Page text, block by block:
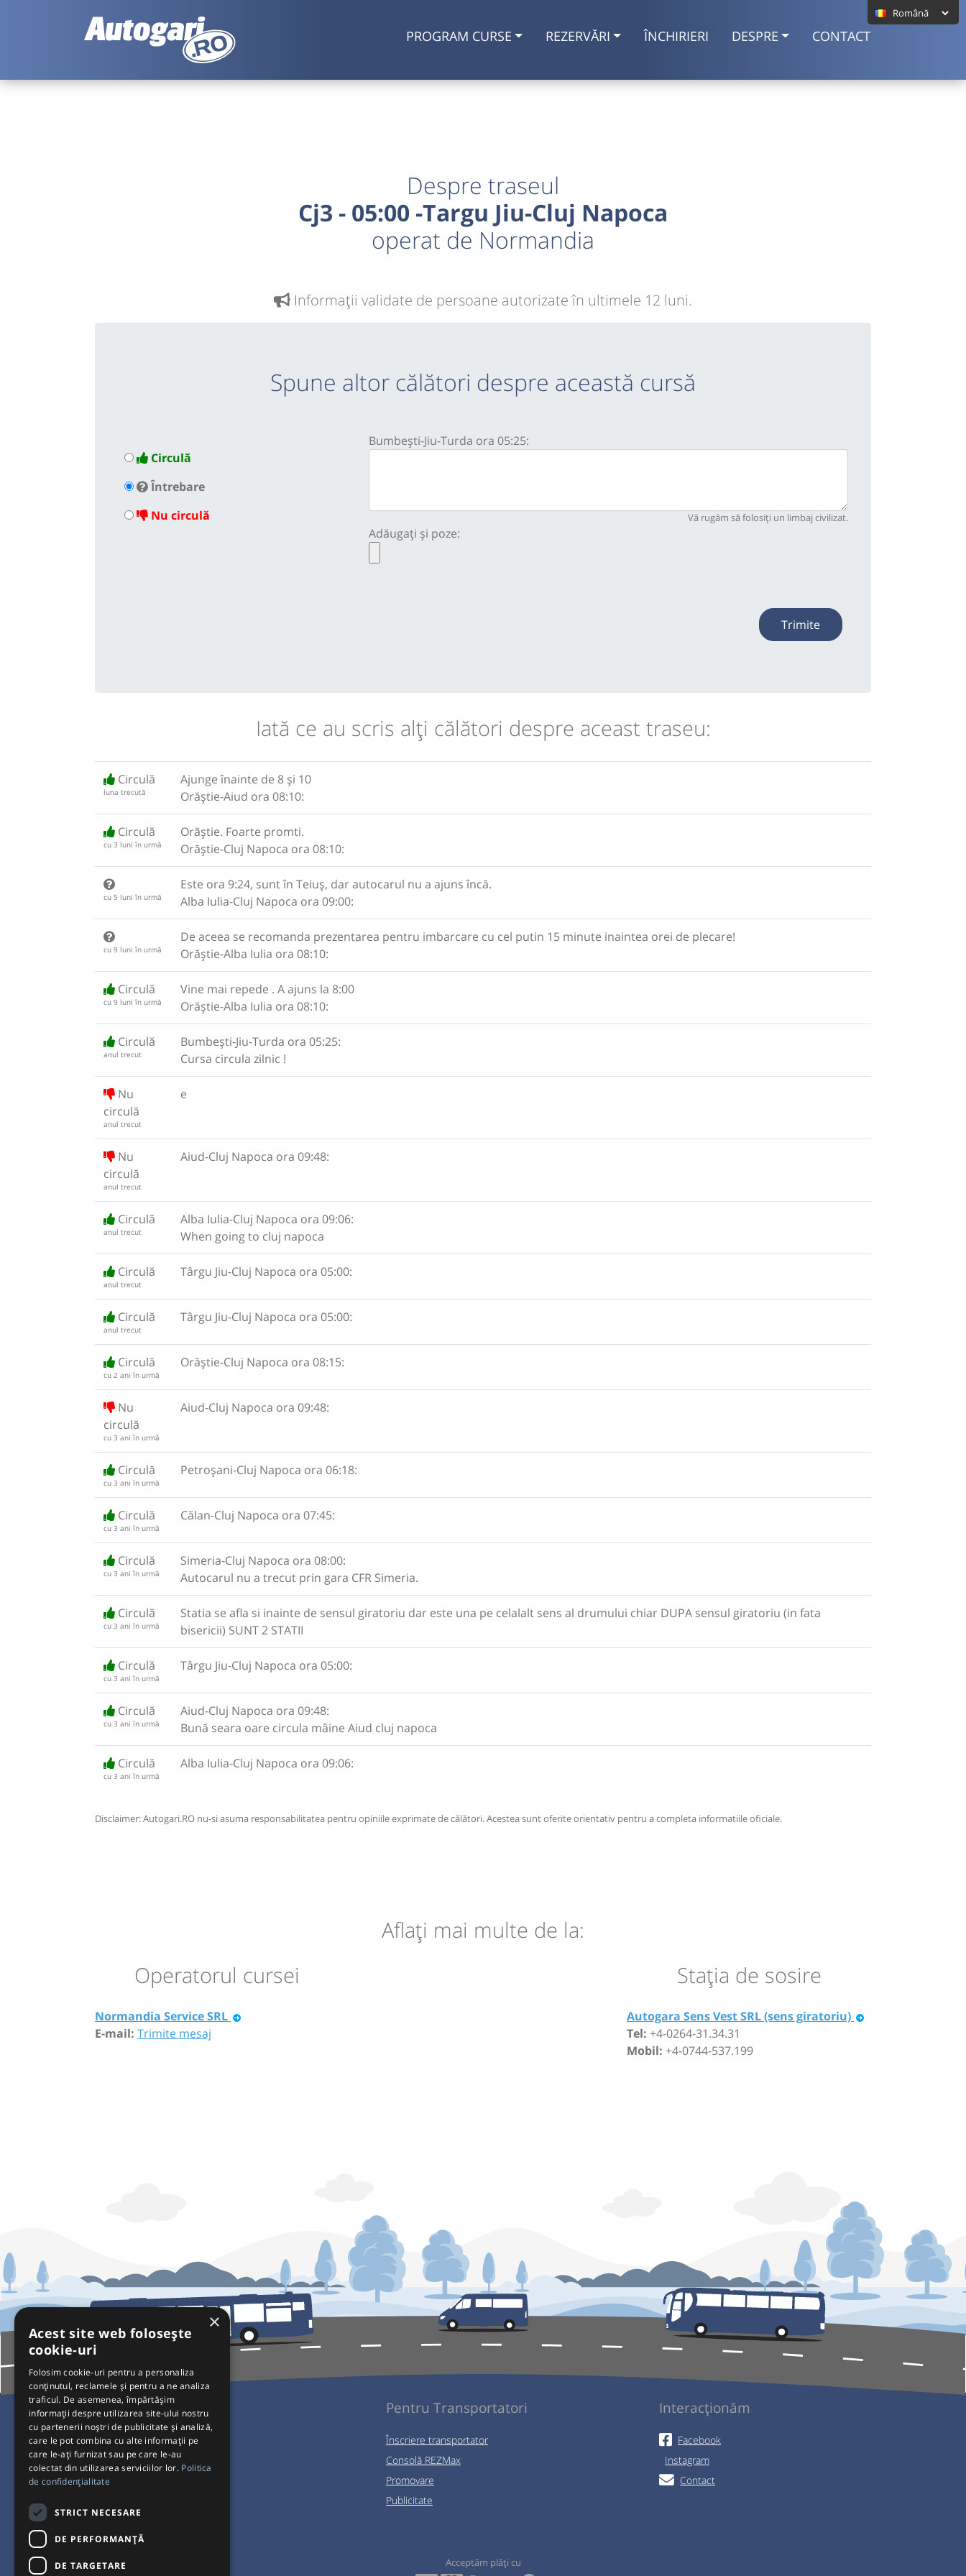
PROGRAM CURSE REZERVĂRI ÎNCHIRIERI DESPRE CONTACT
Despre traseul
Cj3 - 05:00 -Targu Jiu-Cluj Napoca
operat de Normandia
Informaţii validate de persoane autorizate în ultimele 12 luni.
Spune altor călători despre această cursă
Circulă
Întrebare
Nu circulă
Bumbești-Jiu-Turda ora 05:25:
Vă rugăm să folosiți un limbaj civilizat.
Adăugați și poze:
Trimite
Iată ce au scris alţi călători despre aceast traseu:
Circulă
luna trecută
Ajunge înainte de 8 și 10
Orăștie-Aiud ora 08:10:
Circulă
cu 3 luni în urmă
Orăștie. Foarte promti.
Orăștie-Cluj Napoca ora 08:10:
cu 5 luni în urmă
Este ora 9:24, sunt în Teiuș, dar autocarul nu a ajuns încă.
Alba Iulia-Cluj Napoca ora 09:00:
cu 9 luni în urmă
De aceea se recomanda prezentarea pentru imbarcare cu cel putin 15 minute inaintea orei de plecare!
Orăștie-Alba Iulia ora 08:10:
Circulă
cu 9 luni în urmă
Vine mai repede . A ajuns la 8:00
Orăștie-Alba Iulia ora 08:10:
Circulă
anul trecut
Bumbești-Jiu-Turda ora 05:25:
Cursa circula zilnic !
Nu
circulă
anul trecut
e
Nu
circulă
anul trecut
Aiud-Cluj Napoca ora 09:48:
Circulă
anul trecut
Alba Iulia-Cluj Napoca ora 09:06:
When going to cluj napoca
Circulă
anul trecut
Târgu Jiu-Cluj Napoca ora 05:00:
Circulă
anul trecut
Târgu Jiu-Cluj Napoca ora 05:00:
Circulă
cu 2 ani în urmă
Orăștie-Cluj Napoca ora 08:15:
Nu
circulă
cu 3 ani în urmă
Aiud-Cluj Napoca ora 09:48:
Circulă
cu 3 ani în urmă
Petroșani-Cluj Napoca ora 06:18:
Circulă
cu 3 ani în urmă
Călan-Cluj Napoca ora 07:45:
Circulă
cu 3 ani în urmă
Simeria-Cluj Napoca ora 08:00:
Autocarul nu a trecut prin gara CFR Simeria.
Circulă
cu 3 ani în urmă
Statia se afla si inainte de sensul giratoriu dar este una pe celalalt sens al drumului chiar DUPA sensul giratoriu (in fata
bisericii) SUNT 2 STATII
Circulă
cu 3 ani în urmă
Târgu Jiu-Cluj Napoca ora 05:00:
Circulă
cu 3 ani în urmă
Aiud-Cluj Napoca ora 09:48:
Bună seara oare circula mâine Aiud cluj napoca
Circulă
cu 3 ani în urmă
Alba Iulia-Cluj Napoca ora 09:06:
Disclaimer: Autogari.RO nu-si asuma responsabilitatea pentru opiniile exprimate de călători. Acestea sunt oferite orientativ pentru a completa informatiile oficiale.
Aflaţi mai multe de la:
Operatorul cursei
Normandia Service SRL
E-mail: Trimite mesaj
Staţia de sosire
Autogara Sens Vest SRL (sens giratoriu)
Tel: +4-0264-31.34.31
Mobil: +4-0744-537.199
Pentru Călători
Curse autobuz
Plecări/Sosiri
Setări de cookie-uri
Pentru Transportatori
Înscriere transportator
Consolă REZMax
Promovare
Publicitate
Interacționăm
Facebook
Instagram
Contact
Acceptăm plăți cu
×
Acest site web folosește
cookie-uri
Folosim cookie-uri pentru a personaliza
conținutul, reclamele și pentru a ne analiza
traficul. De asemenea, împărtășim
informații despre utilizarea site-ului nostru
cu partenerii noștri de publicitate și analiză,
care le pot combina cu alte informații pe
care le-ați furnizat sau pe care le-au
colectat din utilizarea serviciilor lor. Politica
de confidențialitate
STRICT NECESARE
DE PERFORMANȚĂ
DE TARGETARE